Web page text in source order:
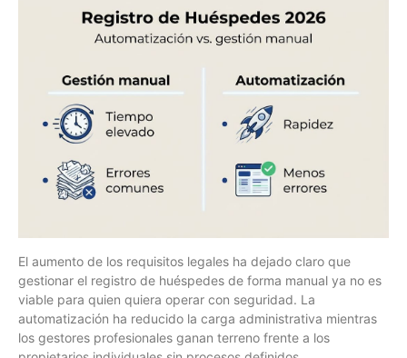
El aumento de los requisitos legales ha dejado claro que
gestionar el registro de huéspedes de forma manual ya no es
viable para quien quiera operar con seguridad. La
automatización ha reducido la carga administrativa mientras
los gestores profesionales ganan terreno frente a los